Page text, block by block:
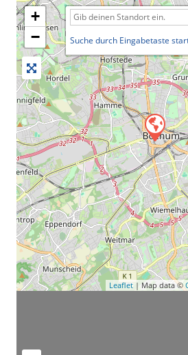
+
−
Suche durch Eingabetaste
Leaflet | Map data ©